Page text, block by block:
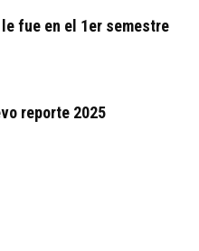
fue en el 1er semestre
reporte 2025